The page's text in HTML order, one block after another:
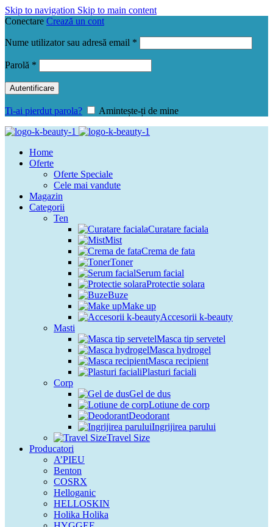
Skip to navigation Skip to main content
Conectare Crează un cont
Nume utilizator sau adresă email *
Parolă *
Autentificare
Ti-ai pierdut parola? Amintește-ți de mine
Home
Oferte
Oferte Speciale
Cele mai vandute
Magazin
Categorii
Ten
Curatare faciala
Mist
Crema de fata
Toner
Serum facial
Protectie solara
Buze
Make up
Accesorii k-beauty
Masti
Masca tip servetel
Masca hydrogel
Masca recipient
Plasturi faciali
Corp
Gel de dus
Lotiune de corp
Deodorant
Ingrijirea parului
Travel Size
Producatori
A’PIEU
Benton
COSRX
Helloganic
HELLOSKIN
Holika Holika